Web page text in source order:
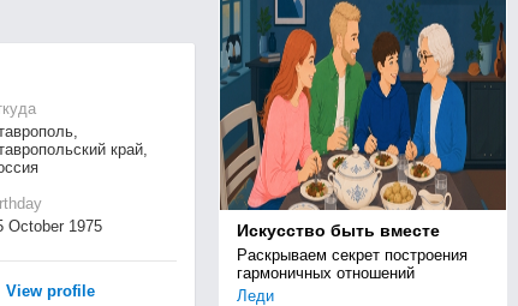
край,
October 1975
View profile
Искусство быть вместе
Раскрываем секрет построения
гармоничных отношений
Леди